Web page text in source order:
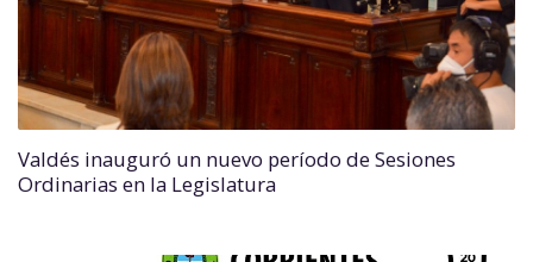
Valdés inauguró un nuevo período de Sesiones
Ordinarias en la Legislatura